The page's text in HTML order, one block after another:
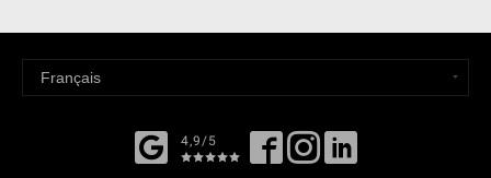
4,9/5